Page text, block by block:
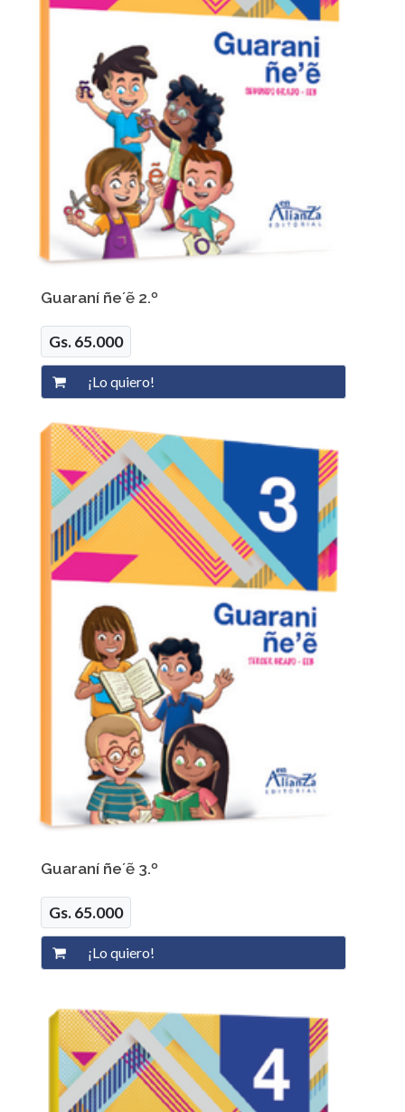
Guaraní ñe´ẽ 2.º
Gs. 65.000
Guaraní ñe´ẽ 3.º
Gs. 65.000